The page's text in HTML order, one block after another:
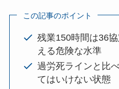
この記事のポイント
残業150時間は36
える危険な水準
過労死ラインと比
てはいけない状態